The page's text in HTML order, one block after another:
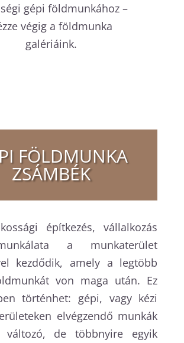
gépi földmunkához –
végig a földmunka
galériáink.
FÖLDMUNKA
ZSÁMBÉK
építkezés, vállalkozás
a munkaterület
kezdődik, amely a legtöbb
von maga után. Ez
történhet: gépi, vagy kézi
elvégzendő munkák
változó, de többnyire egyik